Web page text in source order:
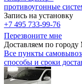
противоугонные
Запись на установку
+7 495 733-99-76
Перезвоните мне
Доставляем по городу
Все пункты
способы и сроки